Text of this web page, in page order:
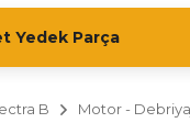
Yedek Parça
B Motor -